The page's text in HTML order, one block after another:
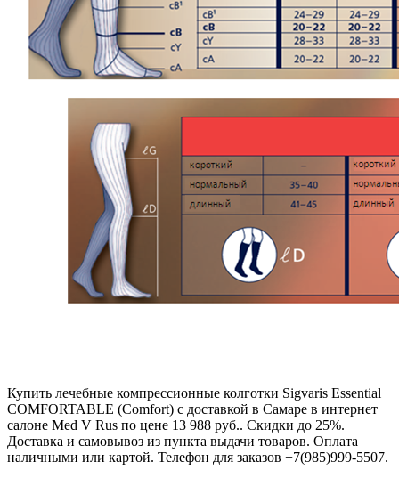
Купить лечебные компрессионные колготки Sigvaris Essential
COMFORTABLE (Comfort) с доставкой в Самаре в интернет
салоне Med V Rus по цене 13 988 руб.. Скидки до 25%.
Доставка и самовывоз из пункта выдачи товаров. Оплата
наличными или картой. Телефон для заказов +7(985)999-5507.